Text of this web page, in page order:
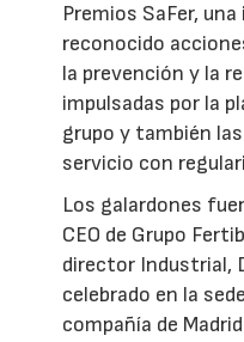
Premios SaFer,
reconocido
la prevención y la
impulsadas por la
grupo y también
servicio con
Los galardones
CEO de Grupo
director Industrial,
celebrado en la
compañía de